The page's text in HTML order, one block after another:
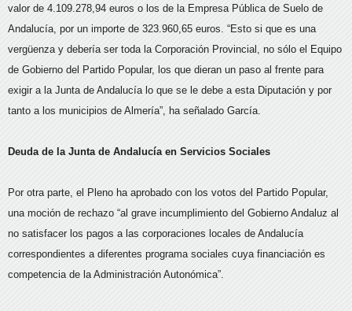
valor de 4.109.278,94 euros o los de la Empresa Pública de Suelo de
Andalucía, por un importe de 323.960,65 euros. “Esto si que es una
vergüenza y debería ser toda la Corporación Provincial, no sólo el Equipo
de Gobierno del Partido Popular, los que dieran un paso al frente para
exigir a la Junta de Andalucía lo que se le debe a esta Diputación y por
tanto a los municipios de Almería”, ha señalado García.
Deuda de la Junta de Andalucía en Servicios Sociales
Por otra parte, el Pleno ha aprobado con los votos del Partido Popular,
una moción de rechazo “al grave incumplimiento del Gobierno Andaluz al
no satisfacer los pagos a las corporaciones locales de Andalucía
correspondientes a diferentes programa sociales cuya financiación es
competencia de la Administración Autonómica”.